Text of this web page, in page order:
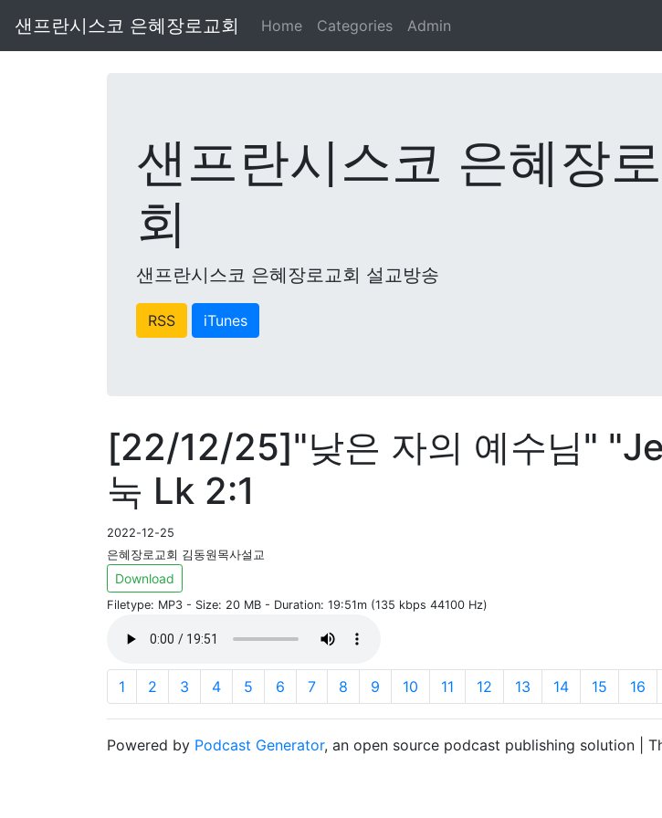
샌프란시스코 은혜장로교회 Home Categories Admin
샌프란시스코 은혜장
회
샌프란시스코 은혜장로교회 설교방송
RSS iTunes
[22/12/25]"낮은 자의 예수님"
눅 Lk 2:1
2022-12-25
은혜장로교회 김동원목사설교
Download
Filetype: MP3 - Size: 20 MB - Duration: 19:51m (135 kbps 44100 Hz)
1 2 3 4 5 6 7 8 9 10 11 12 13 14 15 16
Powered by Podcast Generator, an open source podcast publishing solution |